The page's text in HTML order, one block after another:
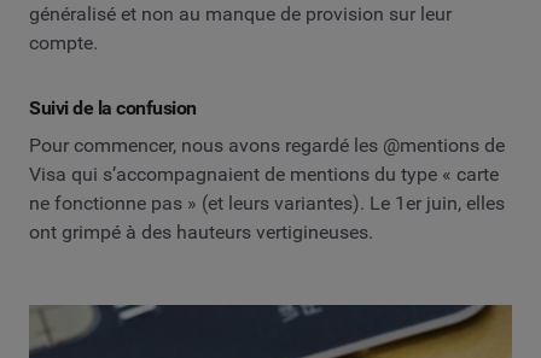
généralisé et non au manque de provision sur leur
compte.
Suivi de la confusion
Pour commencer, nous avons regardé les @mentions de
Visa qui s’accompagnaient de mentions du type « carte
ne fonctionne pas » (et leurs variantes). Le 1er juin, elles
ont grimpé à des hauteurs vertigineuses.